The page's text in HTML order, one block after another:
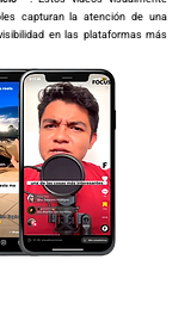
capturan la atención de una
en las plataformas más